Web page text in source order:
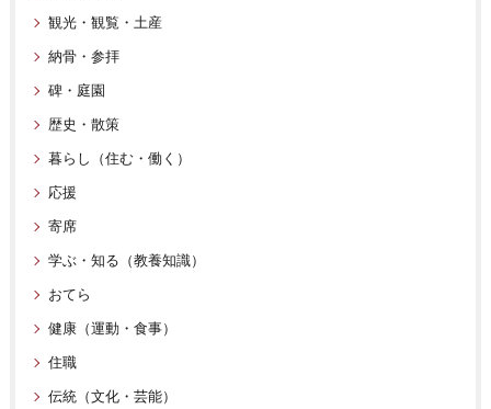
観光・観覧・土産
納骨・参拝
碑・庭園
歴史・散策
暮らし（住む・働く）
応援
寄席
学ぶ・知る（教養知識）
おてら
健康（運動・食事）
住職
伝統（文化・芸能）